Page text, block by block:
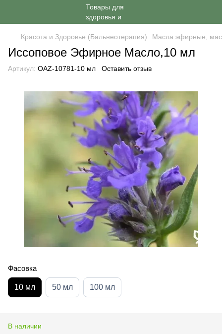
Красота и Здоровье (Бальнеотерапия) Масла эфирные,
Иссоповое Эфирное Масло,10 мл
Артикул: OAZ-10781-10 мл Оставить отзыв
Фасовка
10 мл 50 мл 100 мл
В наличии